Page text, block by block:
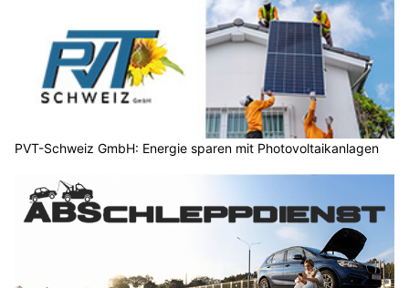
PVT-Schweiz GmbH: Energie sparen mit Photovoltaikanlagen